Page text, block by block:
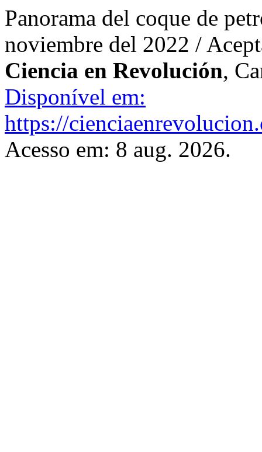
Panorama del coque de
noviembre del 2022 /
Ciencia en Revolución,
Disponível em:
https://
Acesso em: 8 aug. 2026.